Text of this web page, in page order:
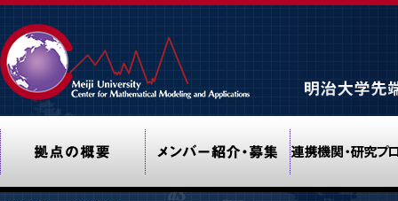
拠点の概要 メンバー紹介・募